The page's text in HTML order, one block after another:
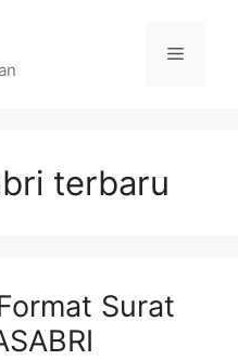
Menu
terbaru
Surat